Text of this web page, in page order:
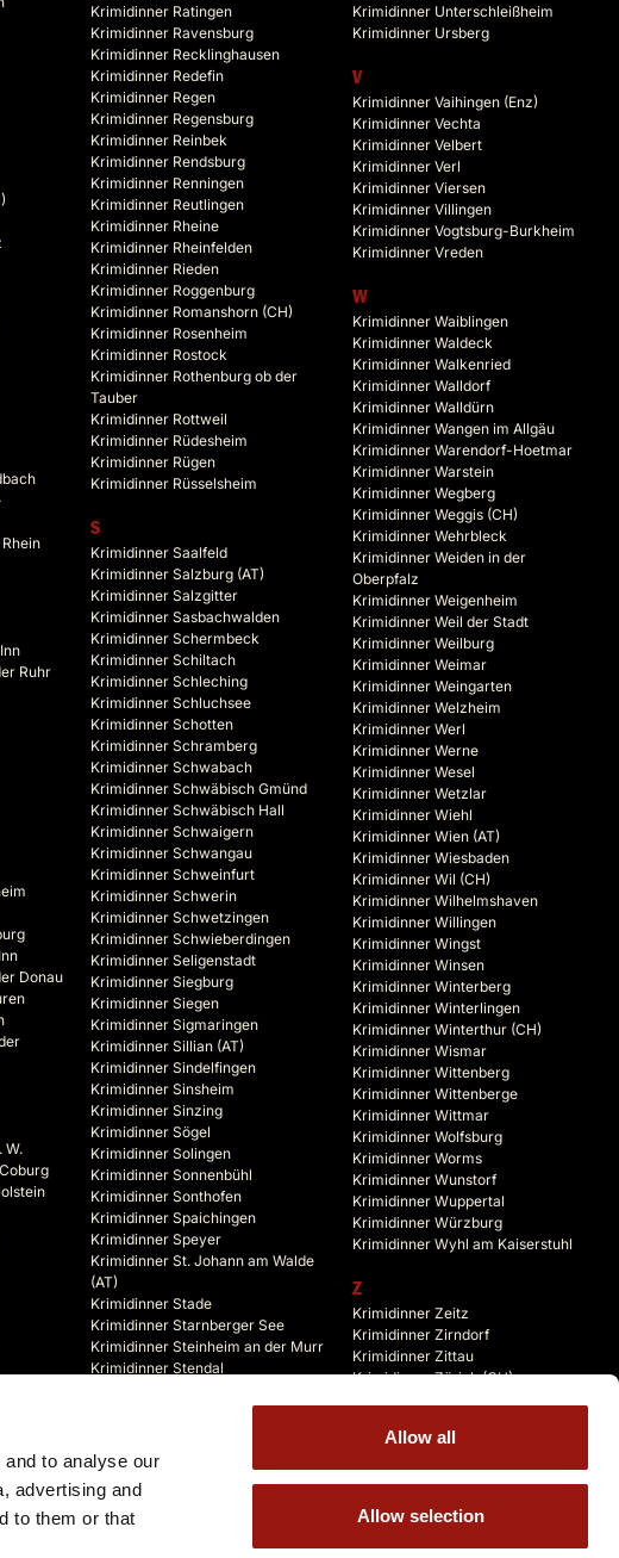
to analyse our
advertising and
to them or that
Allow all
Allow selection
Ruhr
Donau
W.
Krimidinner Ratingen
Krimidinner Ravensburg
Krimidinner Recklinghausen
Krimidinner Redefin
Krimidinner Regen
Krimidinner Regensburg
Krimidinner Reinbek
Krimidinner Rendsburg
Krimidinner Renningen
Krimidinner Reutlingen
Krimidinner Rheine
Krimidinner Rheinfelden
Krimidinner Rieden
Krimidinner Roggenburg
Krimidinner Romanshorn (CH)
Krimidinner Rosenheim
Krimidinner Rostock
Krimidinner Rothenburg ob der
Tauber
Krimidinner Rottweil
Krimidinner Rüdesheim
Krimidinner Rügen
Krimidinner Rüsselsheim
S
Krimidinner Saalfeld
Krimidinner Salzburg (AT)
Krimidinner Salzgitter
Krimidinner Sasbachwalden
Krimidinner Schermbeck
Krimidinner Schiltach
Krimidinner Schleching
Krimidinner Schluchsee
Krimidinner Schotten
Krimidinner Schramberg
Krimidinner Schwabach
Krimidinner Schwäbisch Gmünd
Krimidinner Schwäbisch Hall
Krimidinner Schwaigern
Krimidinner Schwangau
Krimidinner Schweinfurt
Krimidinner Schwerin
Krimidinner Schwetzingen
Krimidinner Schwieberdingen
Krimidinner Seligenstadt
Krimidinner Siegburg
Krimidinner Siegen
Krimidinner Sigmaringen
Krimidinner Sillian (AT)
Krimidinner Sindelfingen
Krimidinner Sinsheim
Krimidinner Sinzing
Krimidinner Sögel
Krimidinner Solingen
Krimidinner Sonnenbühl
Krimidinner Sonthofen
Krimidinner Spaichingen
Krimidinner Speyer
Krimidinner St. Johann am Walde
(AT)
Krimidinner Stade
Krimidinner Starnberger See
Krimidinner Steinheim an der Murr
Krimidinner Stendal
Krimidinner Storkow (Mark)
Krimidinner Stralsund
Krimidinner Straubing
Krimidinner Unterschleißheim
Krimidinner Ursberg
V
Krimidinner Vaihingen (Enz)
Krimidinner Vechta
Krimidinner Velbert
Krimidinner Verl
Krimidinner Viersen
Krimidinner Villingen
Krimidinner Vogtsburg-Burkheim
Krimidinner Vreden
W
Krimidinner Waiblingen
Krimidinner Waldeck
Krimidinner Walkenried
Krimidinner Walldorf
Krimidinner Walldürn
Krimidinner Wangen im Allgäu
Krimidinner Warendorf-Hoetmar
Krimidinner Warstein
Krimidinner Wegberg
Krimidinner Weggis (CH)
Krimidinner Wehrbleck
Krimidinner Weiden in der
Oberpfalz
Krimidinner Weigenheim
Krimidinner Weil der Stadt
Krimidinner Weilburg
Krimidinner Weimar
Krimidinner Weingarten
Krimidinner Welzheim
Krimidinner Werl
Krimidinner Werne
Krimidinner Wesel
Krimidinner Wetzlar
Krimidinner Wiehl
Krimidinner Wien (AT)
Krimidinner Wiesbaden
Krimidinner Wil (CH)
Krimidinner Wilhelmshaven
Krimidinner Willingen
Krimidinner Wingst
Krimidinner Winsen
Krimidinner Winterberg
Krimidinner Winterlingen
Krimidinner Winterthur (CH)
Krimidinner Wismar
Krimidinner Wittenberg
Krimidinner Wittenberge
Krimidinner Wittmar
Krimidinner Wolfsburg
Krimidinner Worms
Krimidinner Wunstorf
Krimidinner Wuppertal
Krimidinner Würzburg
Krimidinner Wyhl am Kaiserstuhl
Z
Krimidinner Zeitz
Krimidinner Zirndorf
Krimidinner Zittau
Krimidinner Zürich (CH)
Krimidinner Zwickau